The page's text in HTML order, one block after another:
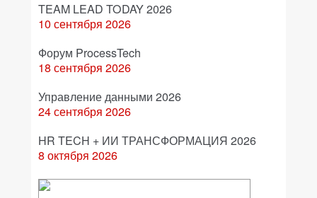
TEAM LEAD TODAY 2026
10 сентября 2026
Форум ProcessTech
18 сентября 2026
Управление данными 2026
24 сентября 2026
HR TECH + ИИ ТРАНСФОРМАЦИЯ 2026
8 октября 2026